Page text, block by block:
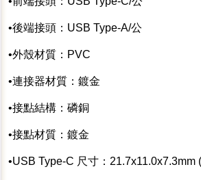
•後端接頭：USB Type-A/公
•外殼材質：PVC
•連接器材質：鍍金
•接點結構：磷銅
•接點材質：鍍金
•USB Type-C 尺寸：21.7x11.0x7.3mm